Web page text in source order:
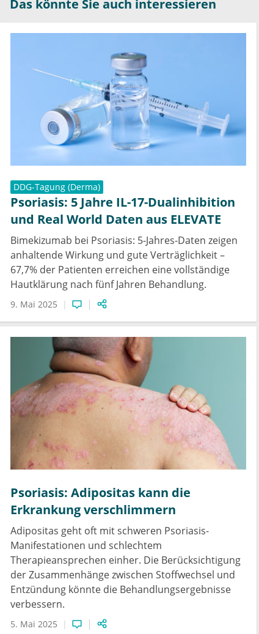
Das könnte Sie auch interessieren
DDG-Tagung (Derma)
Psoriasis: 5 Jahre IL-17-Dualinhibition
und Real World Daten aus ELEVATE
Bimekizumab bei Psoriasis: 5-Jahres-Daten zeigen
anhaltende Wirkung und gute Verträglichkeit –
67,7% der Patienten erreichen eine vollständige
Hautklärung nach fünf Jahren Behandlung.
9. Mai 2025
Psoriasis: Adipositas kann die
Erkrankung verschlimmern
Adipositas geht oft mit schweren Psoriasis-
Manifestationen und schlechtem
Therapieansprechen einher. Die Berücksichtigung
der Zusammenhänge zwischen Stoffwechsel und
Entzündung könnte die Behandlungsergebnisse
verbessern.
5. Mai 2025